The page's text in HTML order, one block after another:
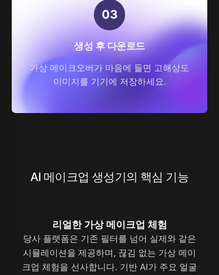
03
생성 후 다운로드
가상 메이크오버가 마음에 들면 고해상도
이미지를 기기에 저장하세요.
AI 메이크업 생성기의 핵심 기능
리얼한 가상 메이크업 체험
당사 플랫폼은 기존 필터를 넘어 실제와 같은
시뮬레이션을 제공하며, 끊김 없는 가상 메이
크업 체험을 선사합니다. 기반 AI가 주요 얼굴